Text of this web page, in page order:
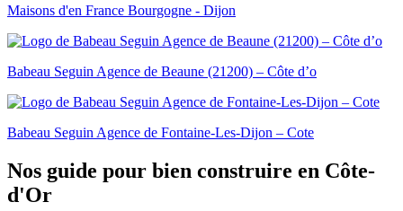
Maisons d'en France Bourgogne - Dijon
Babeau Seguin Agence de Beaune (21200) – Côte d’o
Babeau Seguin Agence de Fontaine-Les-Dijon – Cote
Nos guide pour bien construire en Côte-
d'Or